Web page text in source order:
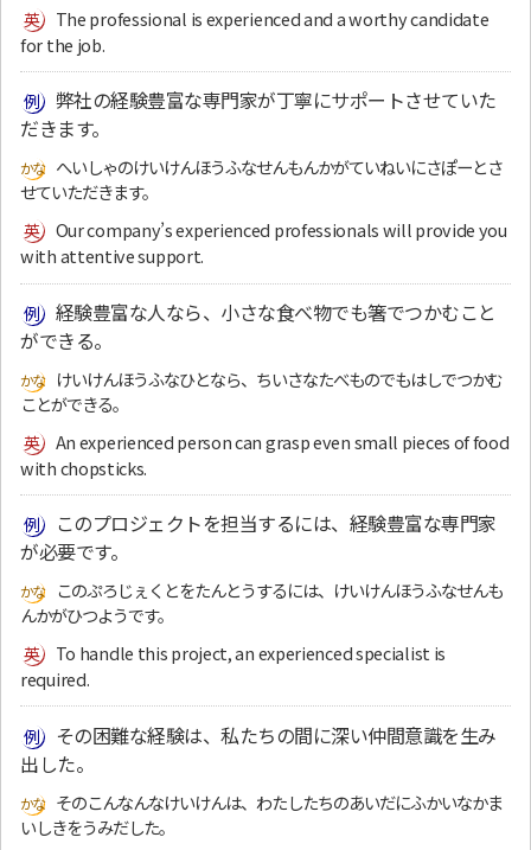
The professional is experienced and a worthy candidate
for the job.
弊社の経験豊富な専門家が丁寧にサポートさせていた
だきます。
へいしゃのけいけんほうふなせんもんかがていねいにさぽーとさ
せていただきます。
Our company’s experienced professionals will provide you
with attentive support.
経験豊富な人なら、小さな食べ物でも箸でつかむこと
ができる。
けいけんほうふなひとなら、ちいさなたべものでもはしでつかむ
ことができる。
An experienced person can grasp even small pieces of food
with chopsticks.
このプロジェクトを担当するには、経験豊富な専門家
が必要です。
このぷろじぇくとをたんとうするには、けいけんほうふなせんも
んかがひつようです。
To handle this project, an experienced specialist is
required.
その困難な経験は、私たちの間に深い仲間意識を生み
出した。
そのこんなんなけいけんは、わたしたちのあいだにふかいなかま
いしきをうみだした。